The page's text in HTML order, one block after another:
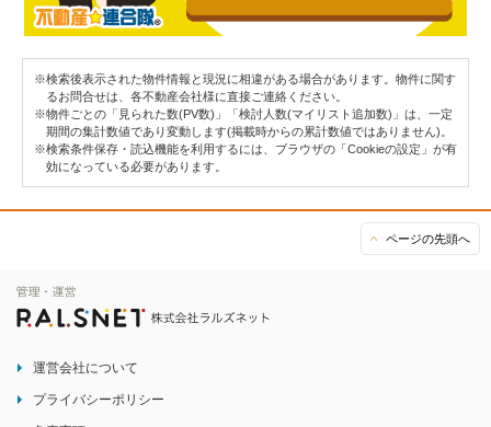
※検索後表示された物件情報と現況に相違がある場合があります。物件に関す
るお問合せは、各不動産会社様に直接ご連絡ください。
※物件ごとの「見られた数(PV数)」「検討人数(マイリスト追加数)」は、一定
期間の集計数値であり変動します(掲載時からの累計数値ではありません)。
※検索条件保存・読込機能を利用するには、ブラウザの「Cookieの設定」が有
効になっている必要があります。
ページの先頭へ
運営会社について
プライバシーポリシー